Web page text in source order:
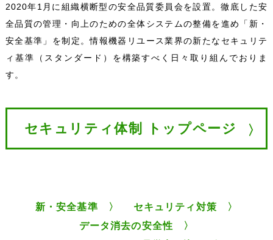
2020年1月に組織横断型の安全品質委員会を設置。徹底した安
全品質の管理・向上のための全体システムの整備を進め「新・
安全基準」を制定。情報機器リユース業界の新たなセキュリテ
ィ基準（スタンダード）を構築すべく日々取り組んでおりま
す。
セキュリティ体制 トップページ
新・安全基準 〉
セキュリティ対策 〉
データ消去の安全性 〉